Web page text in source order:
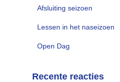
Afsluiting seizoen
Lessen in het naseizoen
Open Dag
Recente reacties